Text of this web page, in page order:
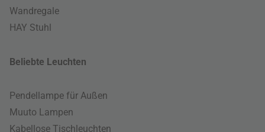
Wandregale
HAY Stuhl
Beliebte Leuchten
Pendellampe für Außen
Muuto Lampen
Kabellose Tischleuchten